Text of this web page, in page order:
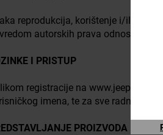
reprodukcija, korištenje i/ili
autorskih prava odnosno
I PRISTUP
registracije na www.jeep.com
imena, te za sve radnje
PROIZVODA I